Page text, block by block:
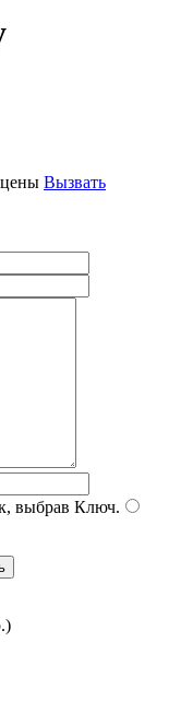
цены Вызвать
выбрав Ключ.